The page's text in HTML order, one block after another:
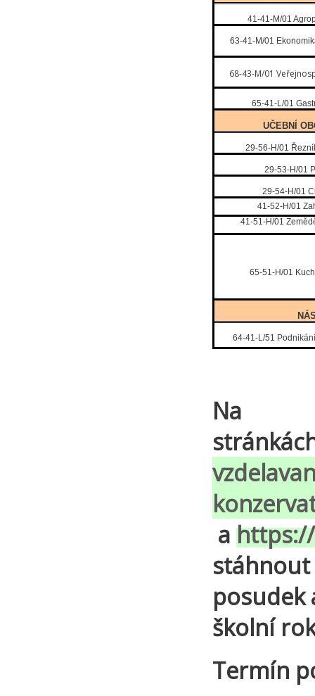
41-41-M/01
63-41-M/01
68-43-M/01
65-41-L/01
UČEBNÍ
29-56-H/01
29-53-H/01
29-54-H/01
41-52-H/01
41-51-H/01
65-51-H/01
64-41-L/51
Na
a
stáhnout
posudek
školní
Termín